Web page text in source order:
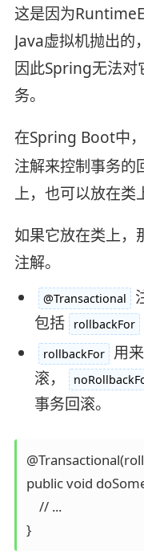
这是因为
Java虚拟机抛出的
因此Spring无法对
务。
在Spring Boot中
注解来控制事务的
上，也可以放在类
如果它放在类上，
注解。
@Transactional
包括
rollbackFor
rollbackFor
用
滚，
事务回滚。
public void
    // ...
}